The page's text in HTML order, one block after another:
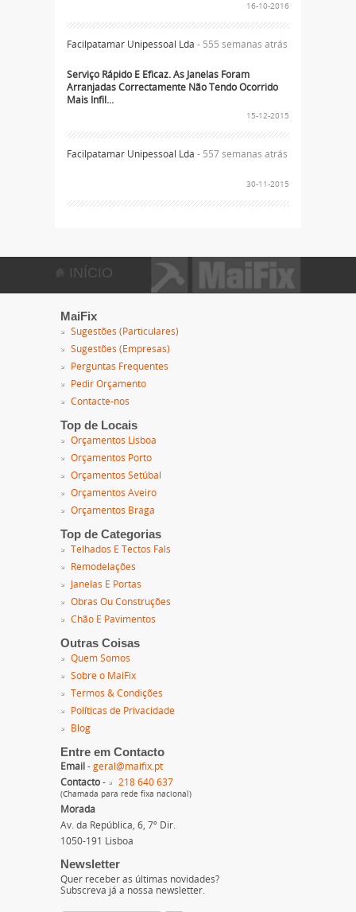
16-10-2016
Facilpatamar Unipessoal Lda - 555 semanas atrás
Serviço Rápido E Eficaz. As Janelas Foram
Arranjadas Correctamente Não Tendo Ocorrido
Mais Infil...
15-12-2015
Facilpatamar Unipessoal Lda - 557 semanas atrás
30-11-2015
INÍCIO
MaiFix
Sugestões (Particulares)
Sugestões (Empresas)
Perguntas Frequentes
Pedir Orçamento
Contacte-nos
Top de Locais
Orçamentos Lisboa
Orçamentos Porto
Orçamentos Setúbal
Orçamentos Aveiro
Orçamentos Braga
Top de Categorias
Telhados E Tectos Fals
Remodelações
Janelas E Portas
Obras Ou Construções
Chão E Pavimentos
Outras Coisas
Quem Somos
Sobre o MaiFix
Termos & Condições
Políticas de Privacidade
Blog
Entre em Contacto
Email - geral@maifix.pt
Contacto - 218 640 637
(Chamada para rede fixa nacional)
Morada
Av. da República, 6, 7º Dir.
1050-191 Lisboa
Newsletter
Quer receber as últimas novidades?
Subscreva já a nossa newsletter.